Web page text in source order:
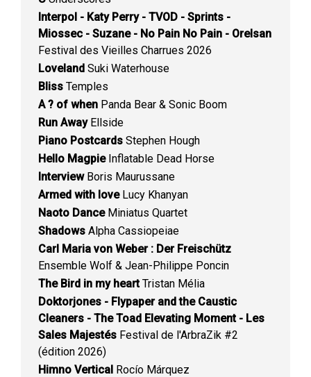
Interpol - Katy Perry - TVOD - Sprints -
Miossec - Suzane - No Pain No Pain - Orelsan
Festival des Vieilles Charrues 2026
Loveland Suki Waterhouse
Bliss Temples
A ? of when Panda Bear & Sonic Boom
Run AwayEllside
Piano Postcards Stephen Hough
Hello MagpieInflatable Dead Horse
InterviewBoris Maurussane
Armed with loveLucy Khanyan
Naoto DanceMiniatus Quartet
Shadows Alpha Cassiopeiae
Carl Maria von Weber : Der Freischütz
Ensemble Wolf & Jean-Philippe Poncin
The Bird in my heartTristan Mélia
Doktorjones - Flypaper and the Caustic
Cleaners - The Toad Elevating Moment - Les
Sales Majestés Festival de l'ArbraZik #2
(édition 2026)
Himno Vertical Rocío Márquez